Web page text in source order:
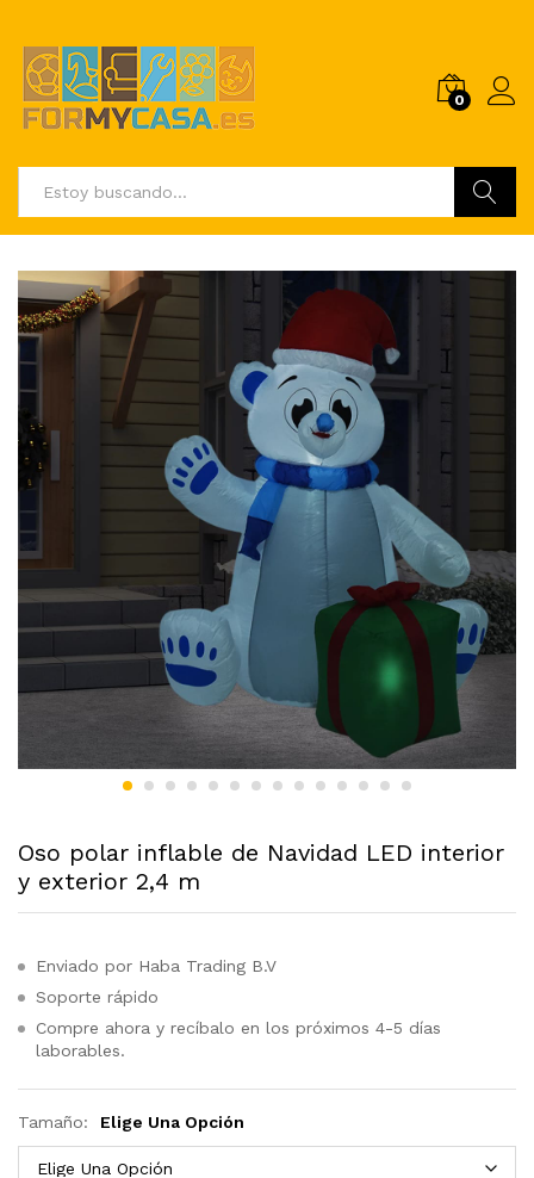
0
Oso polar inflable de Navidad LED interior
y exterior 2,4 m
Enviado por Haba Trading B.V
Soporte rápido
Compre ahora y recíbalo en los próximos 4-5 días
laborables.
Tamaño: Elige Una Opción